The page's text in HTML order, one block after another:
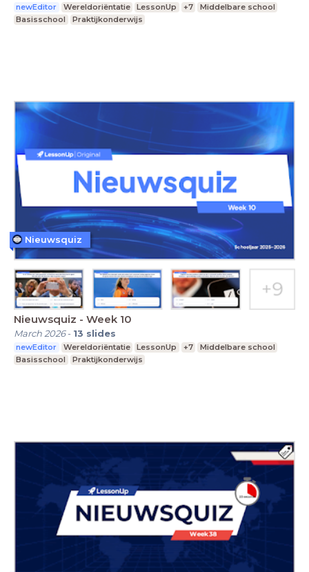
newEditor Wereldoriëntatie LessonUp +7
Middelbare school
Basisschool
Praktijkonderwijs
Nieuwsquiz - Week 10
March 2026- 13 slides
newEditor Wereldoriëntatie LessonUp +7
Middelbare school
Basisschool
Praktijkonderwijs
Nieuwsquiz